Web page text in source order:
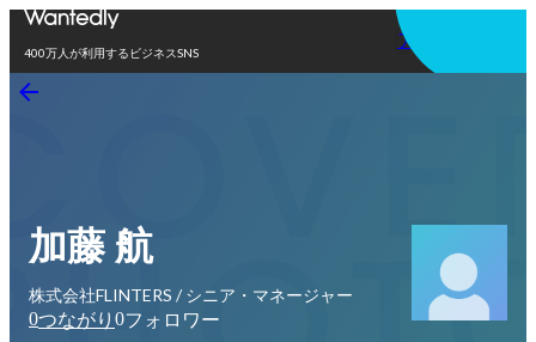
400万人が利用するビジネスSNS
アプリを使う
加藤 航
株式会社FLINTERS / シニア・マネージャー
0つながり 0フォロワー